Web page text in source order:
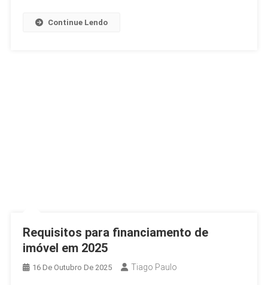
Banco
Continue Lendo
Requisitos para financiamento de
imóvel em 2025
16 De Outubro De 2025 Tiago Paulo